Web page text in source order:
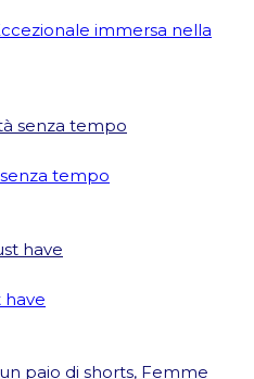
immersa nella
tempo
have